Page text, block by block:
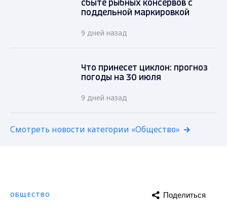
сбыте рыбных консервов с
поддельной маркировкой
9 дней назад
Что принесет циклон: прогноз
погоды на 30 июля
9 дней назад
Смотреть новости категории «Общество»
ОБЩЕСТВО Поделиться